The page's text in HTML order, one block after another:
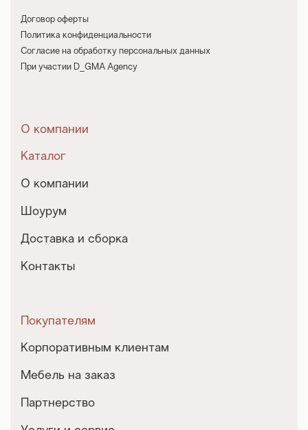
Договор оферты
Политика конфиденциальности
Согласие на обработку персональных данных
При участии D_GMA Agency
О компании
Каталог
О компании
Шоурум
Доставка и сборка
Контакты
Покупателям
Корпоративным клиентам
Мебель на заказ
Партнерство